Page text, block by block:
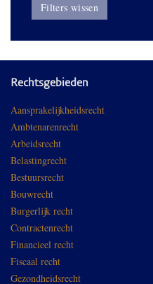
Filters wissen
Rechtsgebieden
Aansprakelijkheidsrecht
Ambtenarenrecht
Arbeidsrecht
Belastingrecht
Bestuursrecht
Bouwrecht
Burgerlijk recht
Contractenrecht
Financieel recht
Fiscaal recht
Gezondheidsrecht